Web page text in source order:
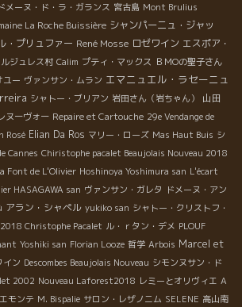
ドメーヌ・ド・ラ・ガランス 宮古島 Mont Brulius
La Roche Buissière シャンパーニュ・ジャッ
・プリュファー René Mosse ロゼワイン エスポア・
ジュレス村 Calim プティ・マックス ＢＭОの聖子さん
ユー ヴァンサン・ムラン エマニュエル・ラセーニュ
シャトー・ブリアン 岩田さん（岩ちゃん）
山田
ーヴォー Repaire et Cartouche 29e Vendange de
Rosé Elian Da Ros マリー・ローズ Mas Haut Buis シ
Cannes Chiristophe pacalet Beaujolais Nouveau 2018
Font de L'Olivier Hoshinoya Yoshimura san L'écart
HASAGAWA san ヴァンサン・ガレタ ドメーヌ・アン
アラン・シャペル yukiko san シャトー・クリストフ・
Christophe Pacalet ル・ｒタン・デメ PLOUF
Yoshiki san Florian Looze 哲学 Arbois Marcel et
イン Descombes Beaujolais Nouveau シモンヌサン・ド
2002 Nouveau Laforest2018 レミーとオリヴィエ A
モンテ M. Bispalie サロン・レザノニム SELENE 高山南